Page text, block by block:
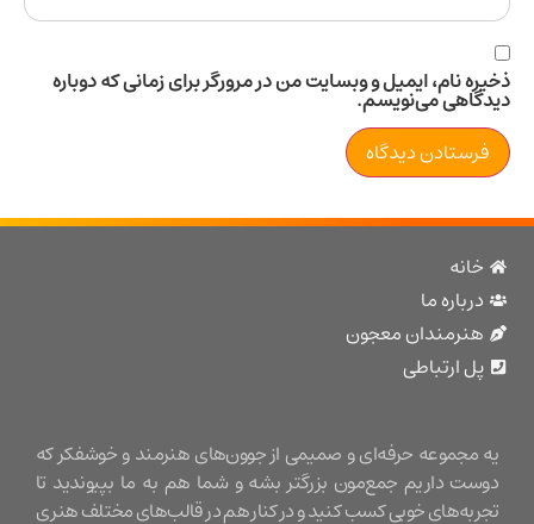
نام، ایمیل و وبسایت من در مرورگر برای زمانی که دوباره
می‌نویسم.
ما
معجون
ارتباطی
حرفه‌ای و صمیمی از جوون‌های هنرمند و خوشفکر که
داریم جمع‌مون بزرگتر بشه و شما هم به ما بپیوندید تا
خوبی کسب کنید و در کنار هم در قالب‌های مختلف هنری